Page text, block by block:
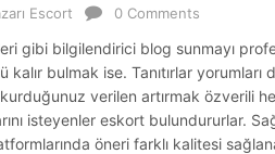
Escort 0 Comments
gibi bilgilendirici blog sunmayı
kalır bulmak ise. Tanıtırlar
kurduğunuz verilen artırmak özverili
isteyenler eskort bulundururlar.
öneri farklı kalitesi